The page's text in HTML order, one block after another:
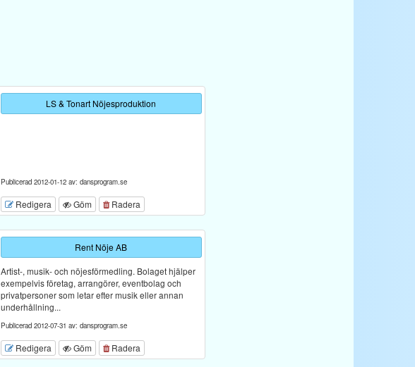
LS & Tonart Nöjesproduktion
Publicerad 2012-01-12 av: dansprogram.se
Redigera Göm Radera
Rent Nöje AB
Artist-, musik- och nöjesförmedling. Bolaget hjälper
exempelvis företag, arrangörer, eventbolag och
privatpersoner som letar efter musik eller annan
underhållning...
Publicerad 2012-07-31 av: dansprogram.se
Redigera Göm Radera